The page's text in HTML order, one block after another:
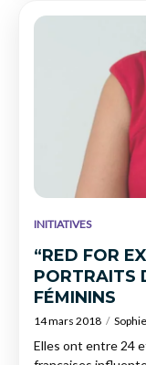
INITIATIVES
“RED FOR
PORTRAITS
FÉMININS
14 mars 2018
Elles ont entre 24